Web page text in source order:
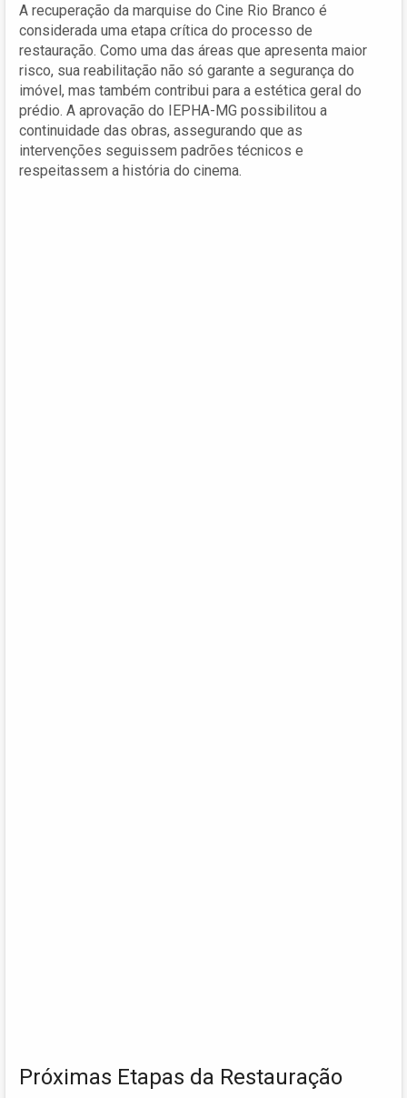
A recuperação da marquise do Cine Rio Branco é
considerada uma etapa crítica do processo de
restauração. Como uma das áreas que apresenta maior
risco, sua reabilitação não só garante a segurança do
imóvel, mas também contribui para a estética geral do
prédio. A aprovação do IEPHA-MG possibilitou a
continuidade das obras, assegurando que as
intervenções seguissem padrões técnicos e
respeitassem a história do cinema.
Próximas Etapas da Restauração